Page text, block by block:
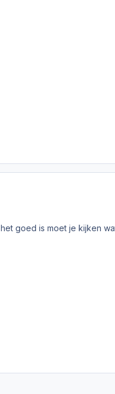
goed is moet je kijken